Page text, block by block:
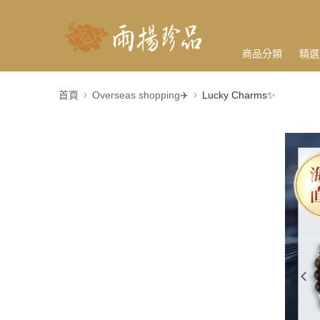
商品分類 精
首頁 Overseas shopping✈️ Lucky Charms✨